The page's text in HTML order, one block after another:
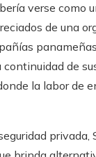
verse como
de una
de
la labor de
privada,